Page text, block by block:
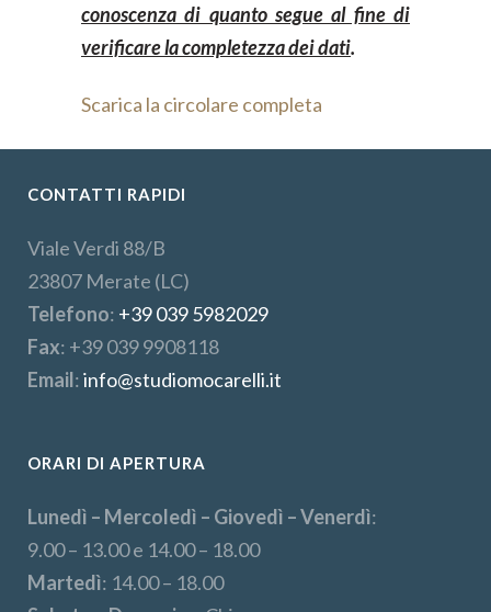
conoscenza di quanto segue al fine di
verificare la completezza dei dati.
Scarica la circolare completa
CONTATTI RAPIDI
Viale Verdi 88/B
23807 Merate (LC)
Telefono: +39 039 5982029
Fax: +39 039 9908118
Email:info@studiomocarelli.it
ORARI DI APERTURA
Lunedì – Mercoledì – Giovedì – Venerdì:
9.00 – 13.00 e 14.00 – 18.00
Martedì: 14.00 – 18.00